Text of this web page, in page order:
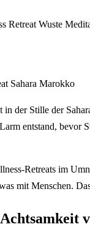
Retreat Wuste
Sahara Marokko
in der Stille der
entstand, bevor
Retreats im
mit Menschen.